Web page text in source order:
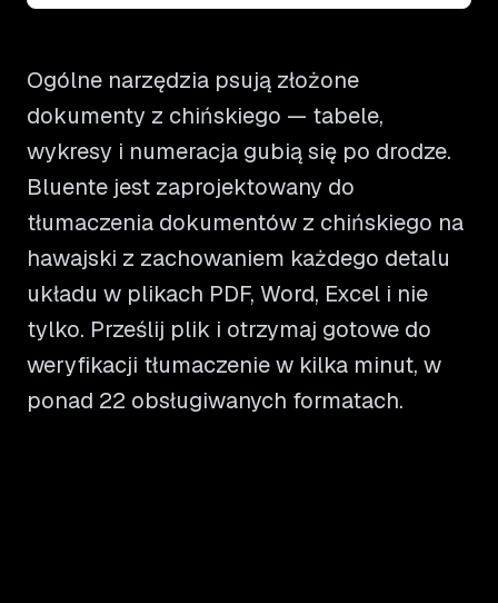
Ogólne narzędzia psują złożone
dokumenty z chińskiego — tabele,
wykresy i numeracja gubią się po drodze.
Bluente jest zaprojektowany do
tłumaczenia dokumentów z chińskiego na
hawajski z zachowaniem każdego detalu
układu w plikach PDF, Word, Excel i nie
tylko. Prześlij plik i otrzymaj gotowe do
weryfikacji tłumaczenie w kilka minut, w
ponad 22 obsługiwanych formatach.